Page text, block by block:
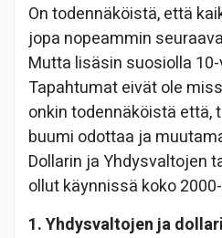
On todennäköistä, että
jopa nopeammin
Mutta lisäsin suosiolla
Tapahtumat eivät ole
onkin todennäköistä että,
buumi odottaa ja
Dollarin ja Yhdysvaltojen
ollut käynnissä koko
1. Yhdysvaltojen ja